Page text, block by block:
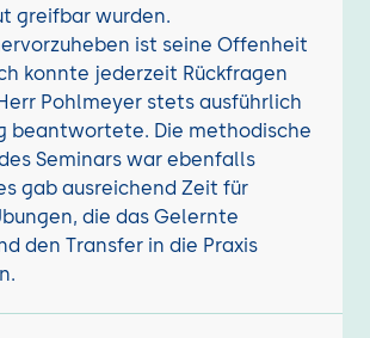
greifbar wurden.
ist seine Offenheit
konnte jederzeit Rückfragen
Pohlmeyer stets ausführlich
beantwortete. Die methodische
Seminars war ebenfalls
gab ausreichend Zeit für
die das Gelernte
den Transfer in die Praxis